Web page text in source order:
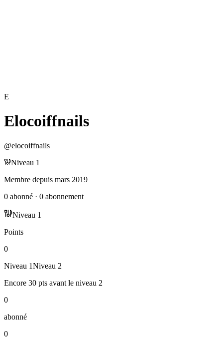
E
Elocoiffnails
@elocoiffnails
Niveau 1
Membre depuis mars 2019
0 abonné · 0 abonnement
Niveau 1
Points
0
Niveau 1Niveau 2
Encore 30 pts avant le niveau 2
0
abonné
0